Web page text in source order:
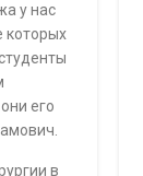
у нас
которых
его
в